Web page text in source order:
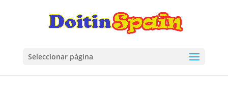
Seleccionar página